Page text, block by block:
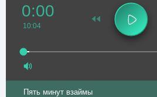
0:00
10:04
Пять минут взаймы